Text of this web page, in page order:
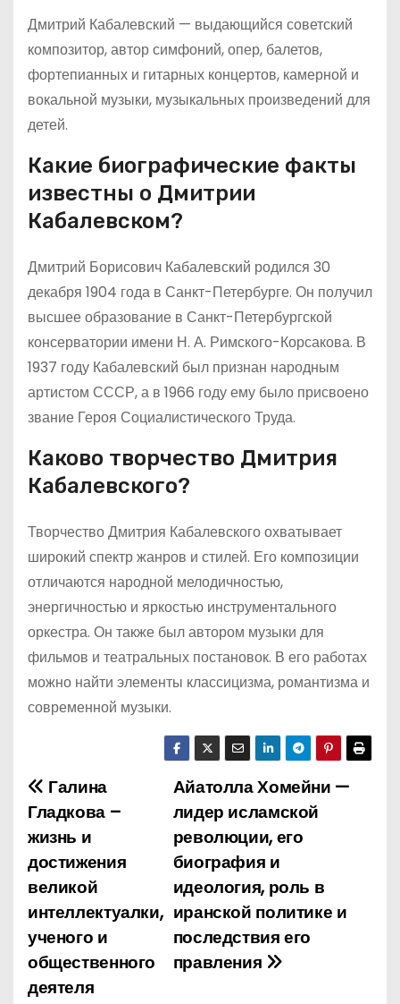
Дмитрий Кабалевский — выдающийся советский
композитор, автор симфоний, опер, балетов,
фортепианных и гитарных концертов, камерной и
вокальной музыки, музыкальных произведений для
детей.
Какие биографические факты
известны о Дмитрии
Кабалевском?
Дмитрий Борисович Кабалевский родился 30
декабря 1904 года в Санкт-Петербурге. Он получил
высшее образование в Санкт-Петербургской
консерватории имени Н. А. Римского-Корсакова. В
1937 году Кабалевский был признан народным
артистом СССР, а в 1966 году ему было присвоено
звание Героя Социалистического Труда.
Каково творчество Дмитрия
Кабалевского?
Творчество Дмитрия Кабалевского охватывает
широкий спектр жанров и стилей. Его композиции
отличаются народной мелодичностью,
энергичностью и яркостью инструментального
оркестра. Он также был автором музыки для
фильмов и театральных постановок. В его работах
можно найти элементы классицизма, романтизма и
современной музыки.
Н
а
в
и
г
а
Айатолла Хомейни —
лидер исламской
революции, его
биография и
идеология, роль в
иранской политике и
последствия его
правления
Галина
Гладкова –
жизнь и
достижения
великой
интеллектуалки,
ученого и
общественного
деятеля